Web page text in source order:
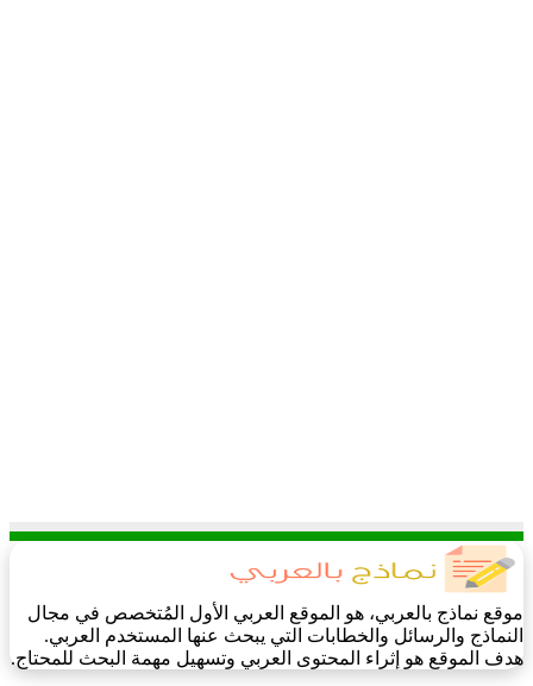
موقع نماذج بالعربي، هو الموقع العربي الأول المُتخصص في مجال
النماذج والرسائل والخطابات التي يبحث عنها المستخدم العربي.
هدف الموقع هو إثراء المحتوى العربي وتسهيل مهمة البحث للمحتاج.